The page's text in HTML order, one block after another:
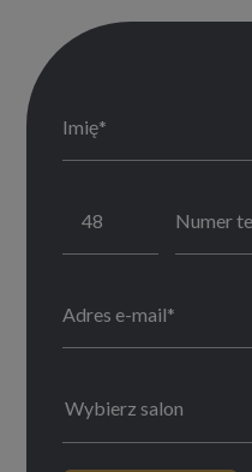
Wybierz salon